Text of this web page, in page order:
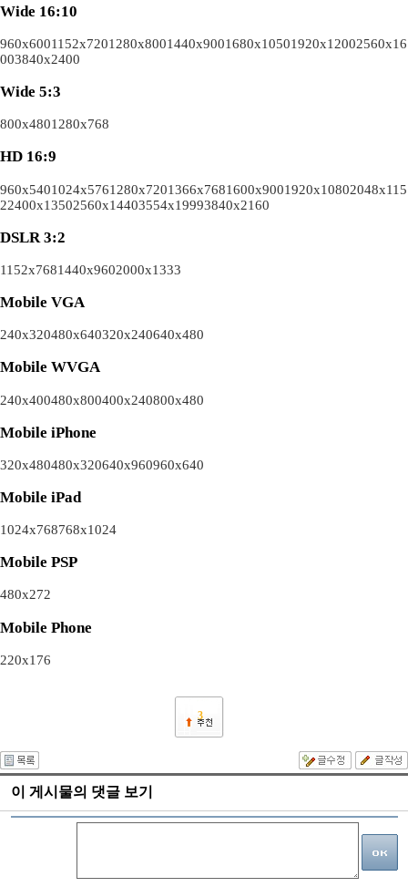
Wide 16:10
960x6001152x7201280x8001440x9001680x10501920x12002560x16
003840x2400
Wide 5:3
800x4801280x768
HD 16:9
960x5401024x5761280x7201366x7681600x9001920x10802048x115
22400x13502560x14403554x19993840x2160
DSLR 3:2
1152x7681440x9602000x1333
Mobile VGA
240x320480x640320x240640x480
Mobile WVGA
240x400480x800400x240800x480
Mobile iPhone
320x480480x320640x960960x640
Mobile iPad
1024x768768x1024
Mobile PSP
480x272
Mobile Phone
220x176
3
이 게시물의 댓글 보기